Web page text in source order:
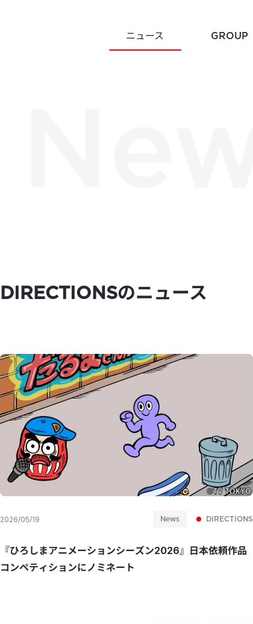
ニュース GROUP
DIRECTIONSのニュース
2026/05/19 News DIRECTIONS
『ひろしまアニメーションシーズン2026』日本依頼作品
コンペティションにノミネート